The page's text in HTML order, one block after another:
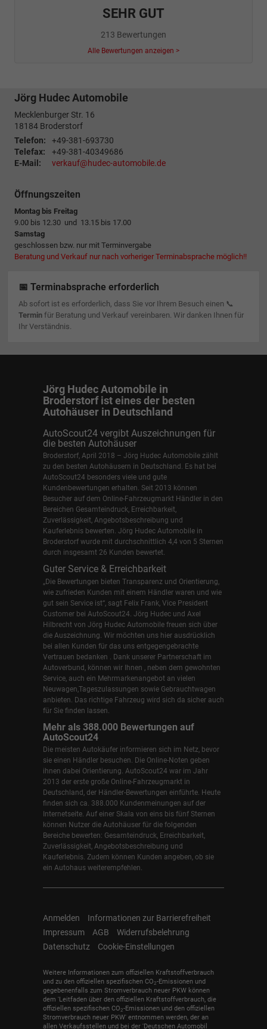
SEHR GUT
213 Bewertungen
Alle Bewertungen anzeigen >
Jörg Hudec Automobile
Mecklenburger Str. 16
18184 Broderstorf
Telefon:
+49-381-693730
Telefax:
+49-381-40349686
E-Mail:
verkauf@hudec-automobile.de
Öffnungszeiten
Montag bis Freitag
9.00 bis 12.30 und 13.15 bis 17.00
Samstag
geschlossen bzw. nur mit Terminvergabe
Beratung und Verkauf nur nach vorheriger Terminabsprache möglich!!
📅 Terminabsprache erforderlich
Ab sofort ist es erforderlich, dass Sie vor Ihrem Besuch einen 📞
Terminfür Beratung und Verkauf vereinbaren. Wir danken Ihnen für
Ihr Verständnis.
Jörg Hudec Automobile in
Broderstorf ist eines der besten
Autohäuser in Deutschland
AutoScout24 vergibt Auszeichnungen für
die besten Autohäuser
Broderstorf, April 2018 – Jörg Hudec Automobile zählt
zu den besten Autohäusern in Deutschland. Es hat bei
AutoScout24 besonders viele und gute
Kundenbewertungen erhalten. Seit 2013 können
Besucher auf dem Online-Fahrzeugmarkt Händler in den
Bereichen Gesamteindruck, Erreichbarkeit,
Zuverlässigkeit, Angebotsbeschreibung und
Kauferlebnis bewerten. Jörg Hudec Automobile in
Broderstorf wurde mit durchschnittlich 4,4 von 5 Sternen
durch insgesamt 26 Kunden bewertet.
Guter Service & Erreichbarkeit
„Die Bewertungen bieten Transparenz und Orientierung,
wie zufrieden Kunden mit einem Händler waren und wie
gut sein Service ist“, sagt Felix Frank, Vice President
Customer bei AutoScout24. Jörg Hudec und Axel
Hilbrecht von Jörg Hudec Automobile freuen sich über
die Auszeichnung. Wir möchten uns hier ausdrücklich
bei allen Kunden für das uns entgegengebrachte
Vertrauen bedanken . Dank unserer Partnerschaft im
Autoverbund, können wir Ihnen , neben dem gewohnten
Service, auch ein Mehrmarkenangebot an vielen
Neuwagen,Tageszulassungen sowie Gebrauchtwagen
anbieten. Das richtige Fahrzeug wird sich da sicher auch
für Sie finden lassen.
Mehr als 388.000 Bewertungen auf
AutoScout24
Die meisten Autokäufer informieren sich im Netz, bevor
sie einen Händler besuchen. Die Online-Noten geben
ihnen dabei Orientierung. AutoScout24 war im Jahr
2013 der erste große Online-Fahrzeugmarkt in
Deutschland, der Händler-Bewertungen einführte. Heute
finden sich ca. 388.000 Kundenmeinungen auf der
Internetseite. Auf einer Skala von eins bis fünf Sternen
können Nutzer die Autohäuser für die folgenden
Bereiche bewerten: Gesamteindruck, Erreichbarkeit,
Zuverlässigkeit, Angebotsbeschreibung und
Kauferlebnis. Zudem können Kunden angeben, ob sie
ein Autohaus weiterempfehlen.
Anmelden
Informationen zur Barrierefreiheit
Impressum
AGB
Widerrufsbelehrung
Datenschutz
Cookie-Einstellungen
Weitere Informationen zum offiziellen Kraftstoffverbrauch
und zu den offiziellen spezifischen CO2-Emissionen und
gegebenenfalls zum Stromverbrauch neuer PKW können
dem 'Leitfaden über den offiziellen Kraftstoffverbrauch, die
offiziellen spezifischen CO2-Emissionen und den offiziellen
Stromverbrauch neuer PKW' entnommen werden, der an
allen Verkaufsstellen und bei der 'Deutschen Automobil